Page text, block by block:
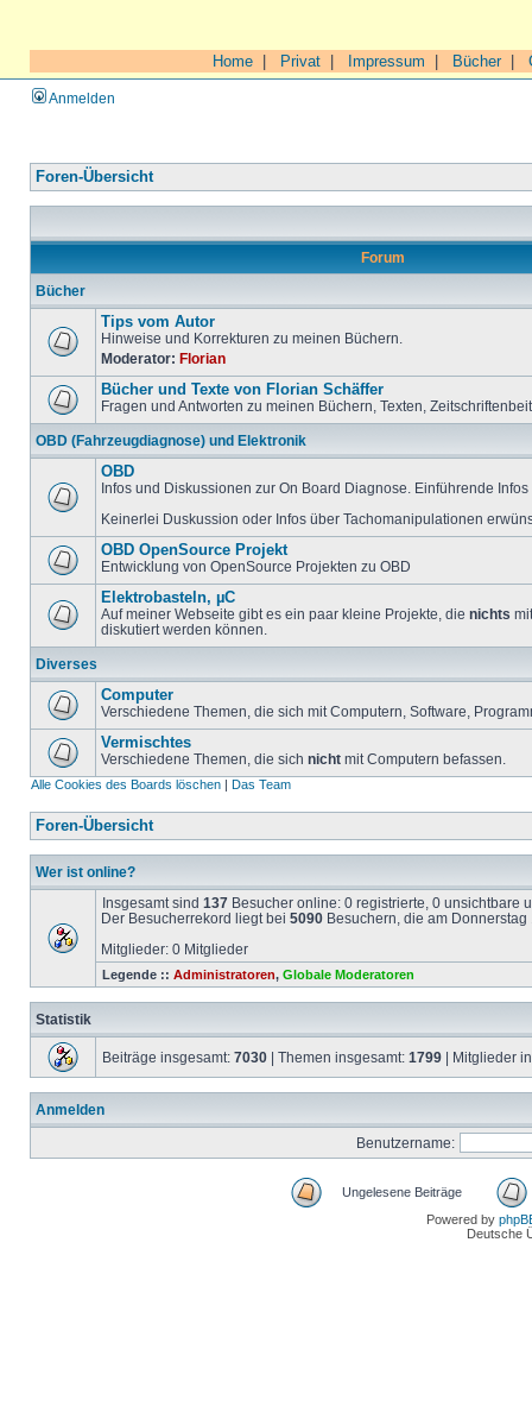
Home Privat Impressum Bücher|
Anmelden
Foren-Übersicht
Forum
Bücher
Tips vom Autor
Hinweise und Korrekturen zu meinen Büchern.
Moderator: Florian
Bücher und Texte von Florian Schäffer
Fragen und Antworten zu meinen Büchern, Texten,
OBD (Fahrzeugdiagnose) und Elektronik
OBD
Infos und Diskussionen zur On Board Diagnose. Einführende
Keinerlei Duskussion oder Infos über Tachomanipulationen
OBD OpenSource Projekt
Entwicklung von OpenSource Projekten zu OBD
Elektrobasteln, µC
Auf meiner Webseite gibt es ein paar kleine Projekte, die nichts
diskutiert werden können.
Diverses
Computer
Verschiedene Themen, die sich mit Computern, Software,
Vermischtes
Verschiedene Themen, die sich nicht mit Computern befassen.
Alle Cookies des Boards löschen | Das Team
Foren-Übersicht
Wer ist online?
Insgesamt sind 137 Besucher online: 0 registrierte, 0 unsichtbare
Der Besucherrekord liegt bei 5090 Besuchern, die am
Mitglieder: 0 Mitglieder
Legende :: Administratoren, Globale Moderatoren
Statistik
Beiträge insgesamt: 7030 | Themen insgesamt: 1799 | Mitglieder
Anmelden
Benutzername:
Ungelesene Beiträge
Powered by
Deutsche